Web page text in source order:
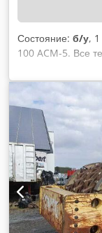
Состояние: б/у,
100 ACM-5. Все
доступны в
скачивания!
фотографии,
осмотра.